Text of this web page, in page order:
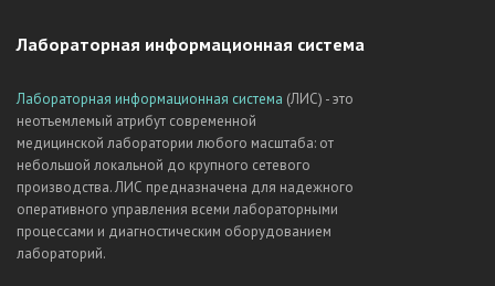
Лабораторная информационная система
Лабораторная информационная система (ЛИС) - это
неотъемлемый атрибут современной
медицинской лаборатории любого масштаба: от
небольшой локальной до крупного сетевого
производства. ЛИС предназначена для надежного
оперативного управления всеми лабораторными
процессами и диагностическим оборудованием
лабораторий.